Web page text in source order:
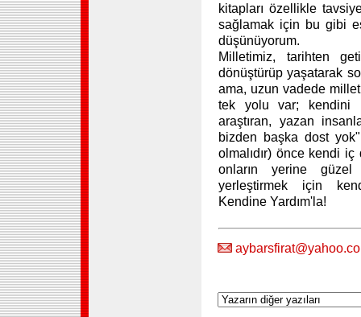
kitapları özellikle
sağlamak için bu gibi
düşünüyorum.
Milletimiz, tarihten
dönüştürüp yaşatarak
ama, uzun vadede
tek yolu var; kendini
araştıran, yazan
bizden başka dost
olmalıdır) önce kendi iç
onların yerine güzel
yerleştirmek için
Kendine Yardım'la!